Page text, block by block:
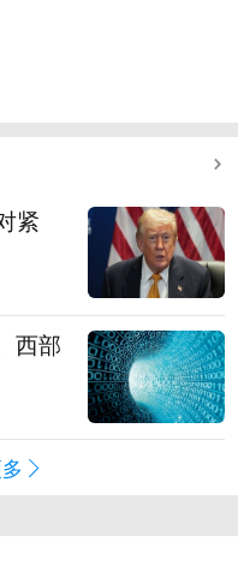
紧
西部